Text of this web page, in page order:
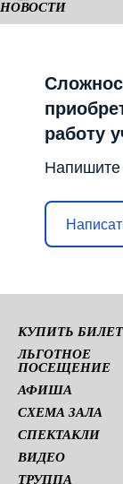
НОВОСТИ
работу
КУПИТЬ БИЛЕТ
ЛЬГОТНОЕ
ПОСЕЩЕНИЕ
АФИША
СХЕМА ЗАЛА
СПЕКТАКЛИ
ВИДЕО
ТРУППА